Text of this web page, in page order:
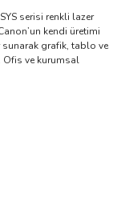
serisi renkli lazer
kendi üretimi
sunarak grafik, tablo ve
Ofis ve kurumsal